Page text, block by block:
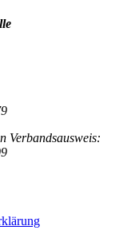
Verbandsausweis: